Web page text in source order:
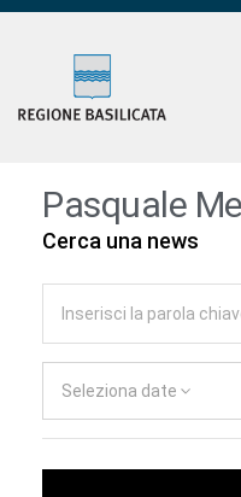
Pasquale
Cerca una news
Seleziona date